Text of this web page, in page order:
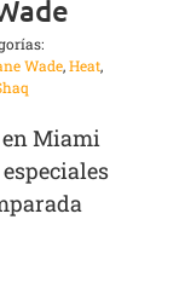
Wade,Heat,
Miami